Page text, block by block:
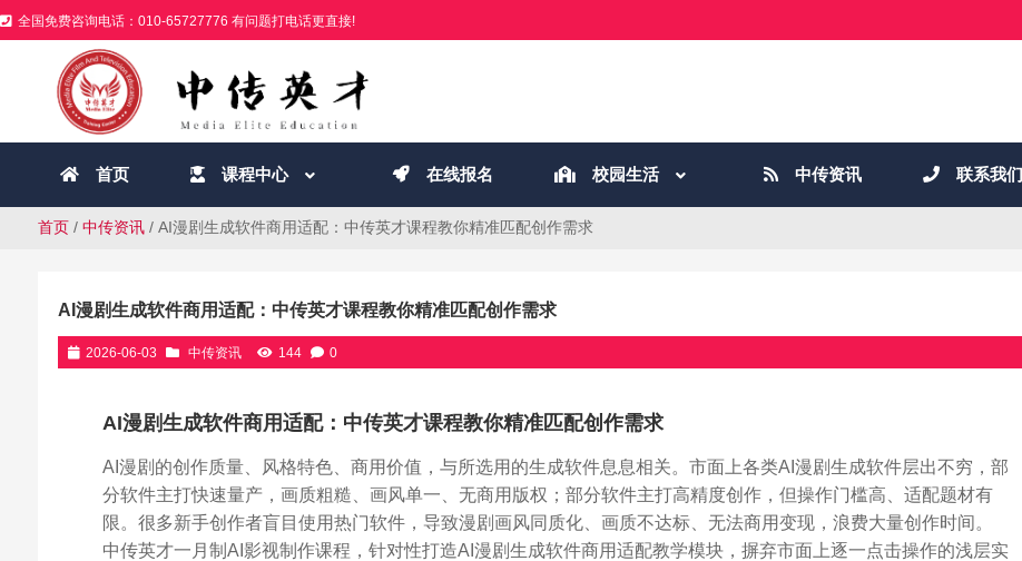
全国免费咨询电话：010-65727776 有问题打电话更直接!
首页 课程中心 在线报名 校园生活 中传资讯 联系我们
首页/ 中传资讯/ AI漫剧生成软件商用适配：中传英才课程教你精准匹配创作需求
AI漫剧生成软件商用适配：中传英才课程教你精准匹配创作需求
2026-06-03 中传资讯 144 0
AI漫剧生成软件商用适配：中传英才课程教你精准匹配创作需求
AI漫剧的创作质量、风格特色、商用价值，与所选用的生成软件息息相关。市面上各类AI漫剧生成软件层出不穷，部
分软件主打快速量产，画质粗糙、画风单一、无商用版权；部分软件主打高精度创作，但操作门槛高、适配题材有
限。很多新手创作者盲目使用热门软件，导致漫剧画风同质化、画质不达标、无法商用变现，浪费大量创作时间。
中传英才一月制AI影视制作课程，针对性打造AI漫剧生成软件商用适配教学模块，摒弃市面上逐一点击操作的浅层实